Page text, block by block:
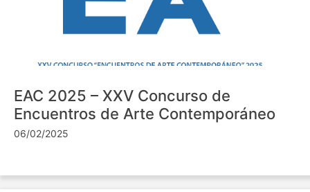
EAC 2025 – XXV Concurso de
Encuentros de Arte Contemporáneo
06/02/2025